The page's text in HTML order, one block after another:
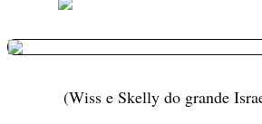
(Wiss e Skelly do grande